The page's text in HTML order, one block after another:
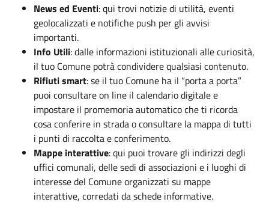
News ed Eventi: qui trovi notizie di utilità, eventi
geolocalizzati e notifiche push per gli avvisi
importanti.
Info Utili: dalle informazioni istituzionali alle curiosità,
il tuo Comune potrà condividere qualsiasi contenuto.
Rifiuti smart: se il tuo Comune ha il “porta a porta”
puoi consultare on line il calendario digitale e
impostare il promemoria automatico che ti ricorda
cosa conferire in strada o consultare la mappa di tutti
i punti di raccolta e conferimento.
Mappe interattive: qui puoi trovare gli indirizzi degli
uffici comunali, delle sedi di associazioni e i luoghi di
interesse del Comune organizzati su mappe
interattive, corredati da schede informative.